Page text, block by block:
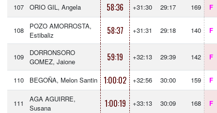
107 ORIO GIL, Angela 58:36 +31:30 29:17 169 F
108
POZO AMORROSTA,
Estibaliz
58:37 +31:31 29:18 140 F
109
DORRONSORO
GOMEZ, Jaione
59:19 +32:13 29:39 142 F
110 BEGOÑA, Melon Santin 1:00:02 +32:56 30:00 159 F
111
AGA AGUIRRE,
Susana
1:00:19 +33:13 30:09 168 F